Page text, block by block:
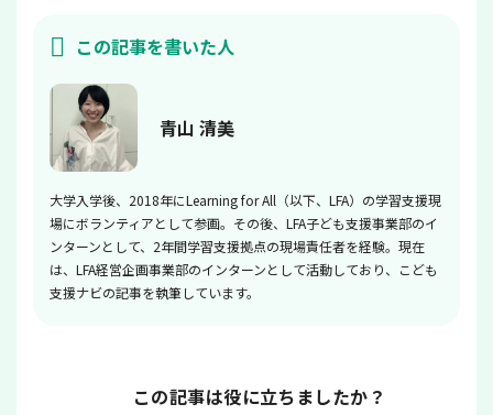
この記事を書いた人
青山 清美
大学入学後、2018年にLearning for All（以下、LFA）の学習支援現
場にボランティアとして参画。その後、LFA子ども支援事業部のイ
ンターンとして、2年間学習支援拠点の現場責任者を経験。現在
は、LFA経営企画事業部のインターンとして活動しており、こども
支援ナビの記事を執筆しています。
この記事は役に立ちましたか？